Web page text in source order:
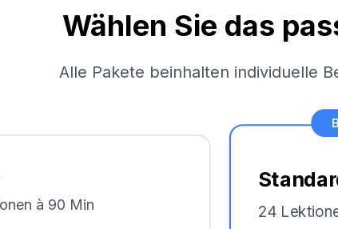
Wählen Sie das
Alle Pakete beinhalten individuelle
à 90 Min 24